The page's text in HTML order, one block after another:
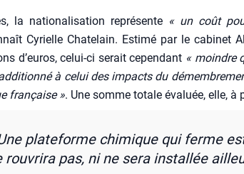
la natio­na­li­sa­tion repré­sente « un coût
Cyrielle Cha­te­lain. Esti­mé par le cabi­net
d’euros, celui-ci serait cepen­dant « moindre
à celui des impacts du
fran­çaise ». Une somme totale éva­luée, elle, à
pla­te­forme chi­mique qui ferme
rou­vri­ra pas, ni ne sera ins­tal­lée